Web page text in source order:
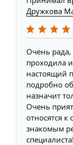
Дружкова
Очень рада,
проходила
настоящий
подробно
назначит
Очень
относятся к
знакомым
специалиста!